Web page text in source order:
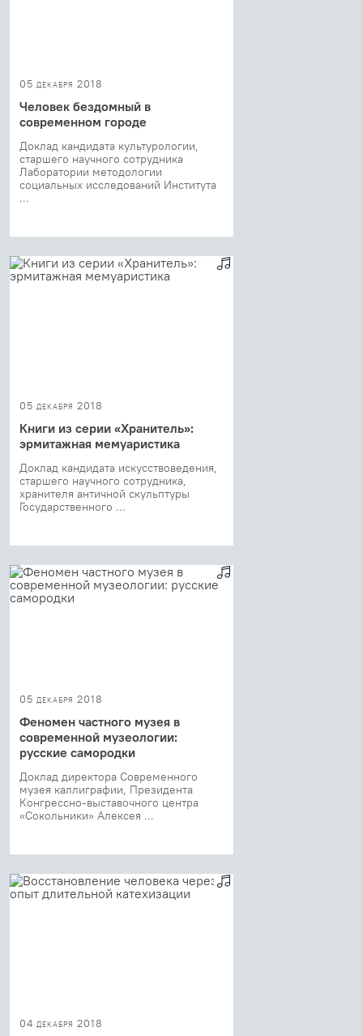
05 декабря 2018
Человек бездомный в
современном городе
Доклад кандидата культурологии,
старшего научного сотрудника
Лаборатории методологии
социальных исследований Института
...
05 декабря 2018
Книги из серии «Хранитель»:
эрмитажная мемуаристика
Доклад кандидата искусствоведения,
старшего научного сотрудника,
хранителя античной скульптуры
Государственного ...
05 декабря 2018
Феномен частного музея в
современной музеологии:
русские самородки
Доклад директора Современного
музея каллиграфии, Президента
Конгрессно-выставочного центра
«Сокольники» Алексея ...
04 декабря 2018